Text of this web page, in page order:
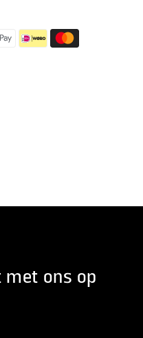
met ons op